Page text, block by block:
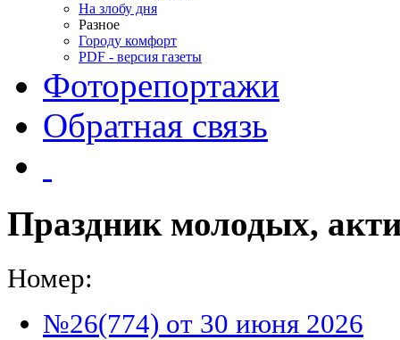
На злобу дня
Разное
Городу комфорт
PDF - версия газеты
Фоторепортажи
Обратная связь
Праздник молодых,
Номер:
№26(774) от 30 июня 2026